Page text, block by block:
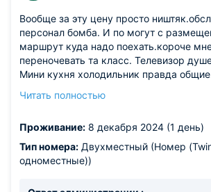
Вообще за эту цену просто
персонал бомба. И по могут с
маршрут куда надо поехать.короче
переночевать та класс. Телевизор
Мини кухня холодильник правда
подумать в СССР попал. Всё чистенько.
Читать полностью
Проживание: 8 декабря 2024 (1 день)
Тип номера: Двухместный (Номер
одноместные))